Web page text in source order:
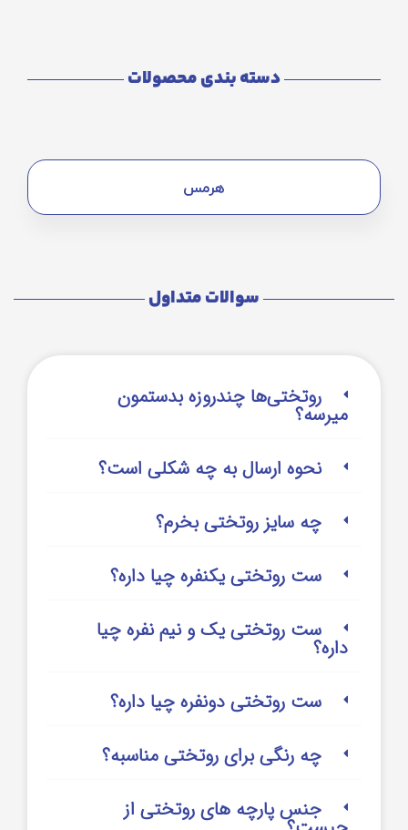
دسته بندی محصولات
هرمس
سوالات متداول
روتختی‌‌ها چندروزه بدستمون
میرسه؟
نحوه ارسال به چه شکلی است؟
چه سایز روتختی بخرم؟
ست روتختی یکنفره چیا داره؟
ست روتختی یک و نیم نفره چیا
داره؟
ست روتختی دونفره چیا داره؟
چه رنگی برای روتختی مناسبه؟
جنس پارچه های روتختی از